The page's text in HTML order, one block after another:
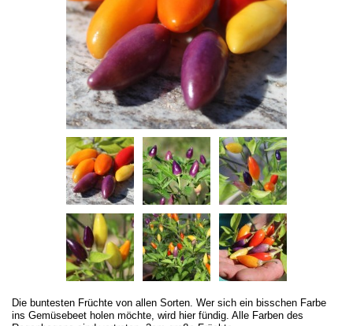
Die buntesten Früchte von allen Sorten. Wer sich ein bisschen Farbe
ins Gemüsebeet holen möchte, wird hier fündig. Alle Farben des